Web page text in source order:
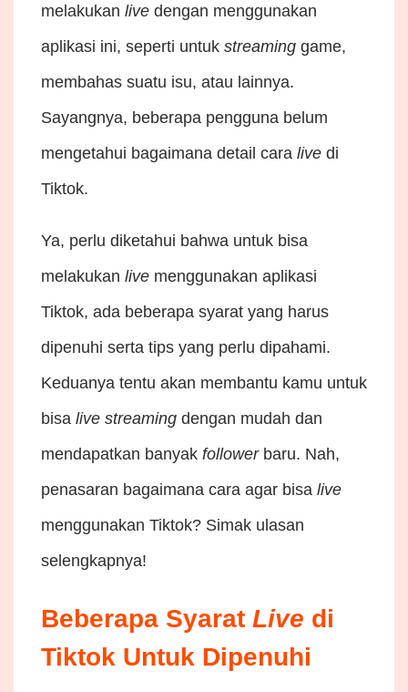
melakukan live dengan menggunakan
aplikasi ini, seperti untuk streaming game,
membahas suatu isu, atau lainnya.
Sayangnya, beberapa pengguna belum
mengetahui bagaimana detail cara live di
Tiktok.
Ya, perlu diketahui bahwa untuk bisa
melakukan live menggunakan aplikasi
Tiktok, ada beberapa syarat yang harus
dipenuhi serta tips yang perlu dipahami.
Keduanya tentu akan membantu kamu untuk
bisa live streaming dengan mudah dan
mendapatkan banyak followerbaru. Nah,
penasaran bagaimana cara agar bisa live
menggunakan Tiktok? Simak ulasan
selengkapnya!
Beberapa Syarat Live di
Tiktok Untuk Dipenuhi